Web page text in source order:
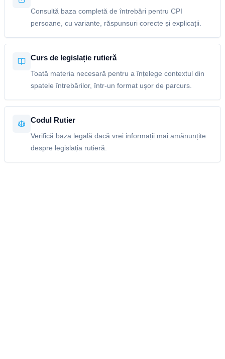
Consultă baza completă de întrebări pentru CPI
persoane, cu variante, răspunsuri corecte și explicații.
Curs de legislație rutieră
Toată materia necesară pentru a înțelege contextul din
spatele întrebărilor, într-un format ușor de parcurs.
Codul Rutier
Verifică baza legală dacă vrei informații mai amănunțite
despre legislația rutieră.